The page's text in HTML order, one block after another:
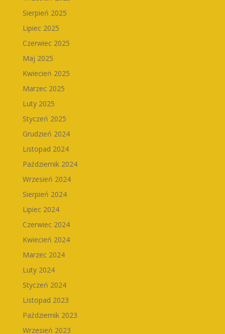
Sierpień 2025
Lipiec 2025
Czerwiec 2025
Maj 2025
Kwiecień 2025
Marzec 2025
Luty 2025
Styczeń 2025
Grudzień 2024
Listopad 2024
Październik 2024
Wrzesień 2024
Sierpień 2024
Lipiec 2024
Czerwiec 2024
Kwiecień 2024
Marzec 2024
Luty 2024
Styczeń 2024
Listopad 2023
Październik 2023
Wrzesień 2023